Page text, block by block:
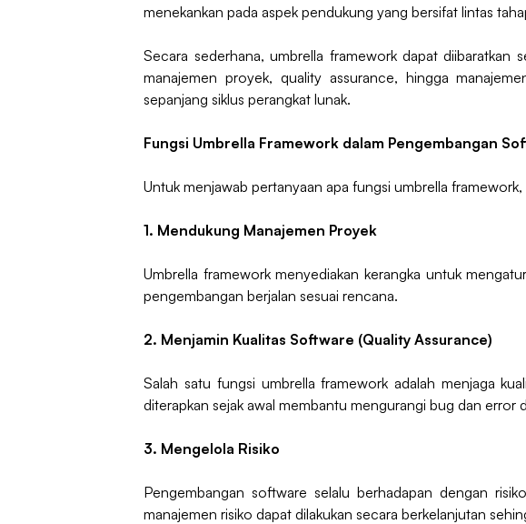
menekankan pada aspek pendukung yang bersifat lintas
Secara sederhana, umbrella framework dapat diibaratkan
manajemen proyek, quality assurance, hingga
sepanjang siklus perangkat lunak.
Fungsi Umbrella Framework dalam Pengembangan
Untuk menjawab pertanyaan apa fungsi umbrella
1. Mendukung Manajemen Proyek
Umbrella framework menyediakan kerangka untuk
pengembangan berjalan sesuai rencana.
2. Menjamin Kualitas Software (Quality Assurance)
Salah satu fungsi umbrella framework adalah menjaga
diterapkan sejak awal membantu mengurangi bug dan error
3. Mengelola Risiko
Pengembangan software selalu berhadapan dengan
manajemen risiko dapat dilakukan secara berkelanjutan